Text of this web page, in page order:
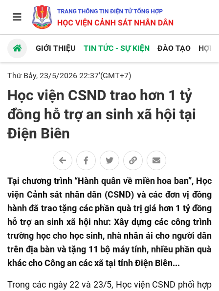
GIỚI THIỆU TIN TỨC - SỰ KIỆN ĐÀO TẠO HỢP
Thứ Bảy, 23/5/2026 22:37'(GMT+7)
Học viện CSND trao hơn 1 tỷ
đồng hỗ trợ an sinh xã hội tại
Điện Biên
Tại chương trình “Hành quân về miền hoa ban”, Học
viện Cảnh sát nhân dân (CSND) và các đơn vị đồng
hành đã trao tặng các phần quà trị giá hơn 1 tỷ đồng
hỗ trợ an sinh xã hội như: Xây dựng các công trình
trường học cho học sinh, nhà nhân ái cho người dân
trên địa bàn và tặng 11 bộ máy tính, nhiều phần quà
khác cho Công an các xã tại tỉnh Điện Biên...
Trong các ngày 22 và 23/5, Học viện CSND phối hợp